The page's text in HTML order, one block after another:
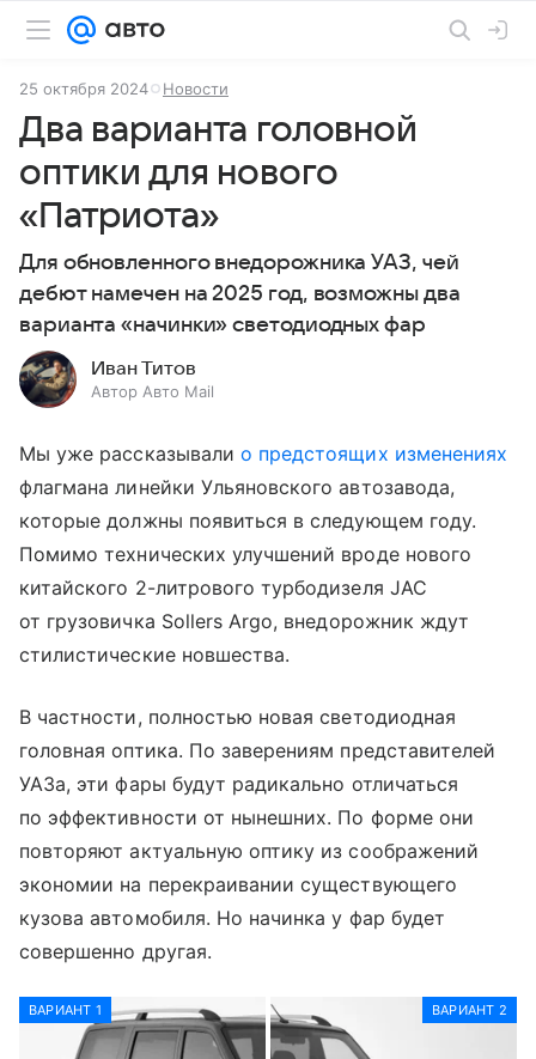
25 октября 2024 Новости
Два варианта головной
оптики для нового
«Патриота»
Для обновленного внедорожника УАЗ, чей
дебют намечен на 2025 год, возможны два
варианта «начинки» светодиодных фар
Иван Титов
Автор Авто Mail
Мы уже рассказывали о предстоящих изменениях
флагмана линейки Ульяновского автозавода,
которые должны появиться в следующем году.
Помимо технических улучшений вроде нового
китайского 2-литрового турбодизеля JAC
от грузовичка Sollers Argo, внедорожник ждут
стилистические новшества.
В частности, полностью новая светодиодная
головная оптика. По заверениям представителей
УАЗа, эти фары будут радикально отличаться
по эффективности от нынешних. По форме они
повторяют актуальную оптику из соображений
экономии на перекраивании существующего
кузова автомобиля. Но начинка у фар будет
совершенно другая.
ВАРИАНТ 1 ВАРИАНТ 2